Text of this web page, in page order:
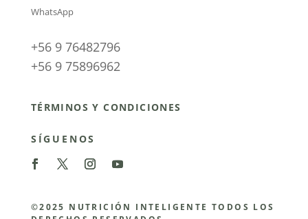
WhatsApp
+56 9 76482796
+56 9 75896962
TÉRMINOS Y CONDICIONES
SÍGUENOS
©2025 NUTRICIÓN INTELIGENTE TODOS LOS